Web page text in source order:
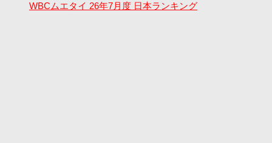
WBCムエタイ 26年7月度 日本ランキング